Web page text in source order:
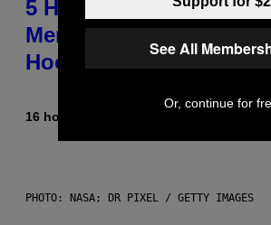
5 Hip-Hop Songs That
Memorable for Their
Hooks
16 hours ago
PHOTO: NASA; DR PIXEL / GETTY IMAGES
See All
Or, continue for